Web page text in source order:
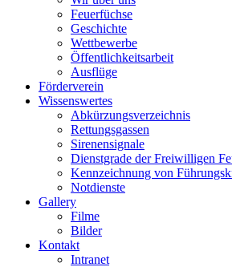
Feuerfüchse
Geschichte
Wettbewerbe
Öffentlichkeitsarbeit
Ausflüge
Förderverein
Wissenswertes
Abkürzungsverzeichnis
Rettungsgassen
Sirenensignale
Dienstgrade der Freiwilligen
Kennzeichnung von
Notdienste
Gallery
Filme
Bilder
Kontakt
Intranet